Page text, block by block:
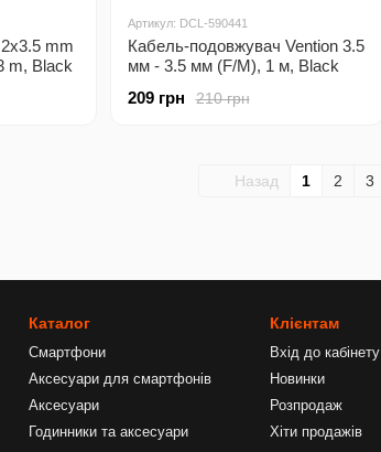
mm
m, Black
Артикул: DCL-590441
Кабель-подовжувач Vention 3.5
мм - 3.5 мм (F/M), 1 м, Black
210 грн
209 грн
Назад 1 2 3
Каталог
Смартфони
Аксесуари для смартфонів
Аксесуари
Годинники та аксесуари
Клієнтам
Вхід до кабінету
Новинки
Розпродаж
Хіти продажів